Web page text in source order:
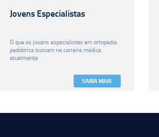
Jovens Especialistas
O que os jovens especialistas em ortopedia
pediátrica buscam na carreira médica
atualmente
SAIBA MAIS